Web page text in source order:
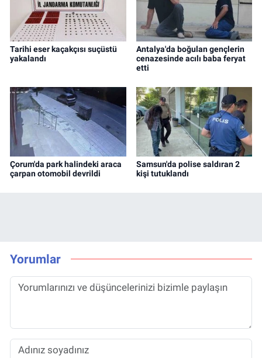
Tarihi eser kaçakçısı suçüstü
yakalandı
Antalya'da boğulan gençlerin
cenazesinde acılı baba feryat
etti
Çorum'da park halindeki araca
çarpan otomobil devrildi
Samsun'da polise saldıran 2
kişi tutuklandı
Yorumlar